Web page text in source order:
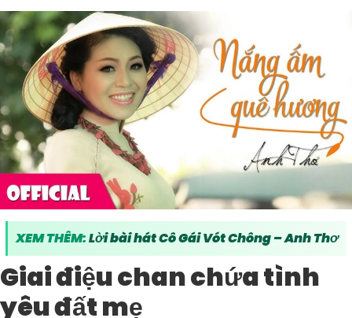
XEM THÊM:Lời bài hát Cô Gái Vót Chông – Anh Thơ
Giai điệu chan chứa tình
yêu đất mẹ